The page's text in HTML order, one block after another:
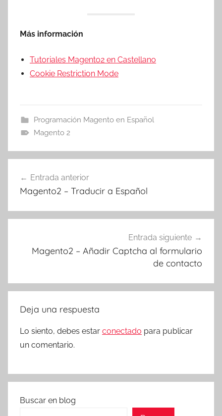
Más información
Tutoriales Magento2 en Castellano
Cookie Restriction Mode
Programación Magento en Español
Magento 2
de
Entrada anterior
Magento2 – Traducir a Español
Entrada siguiente
Magento2 – Añadir Captcha al formulario
de contacto
Deja una respuesta
Lo siento, debes estar conectado para publicar
un comentario.
Buscar en blog